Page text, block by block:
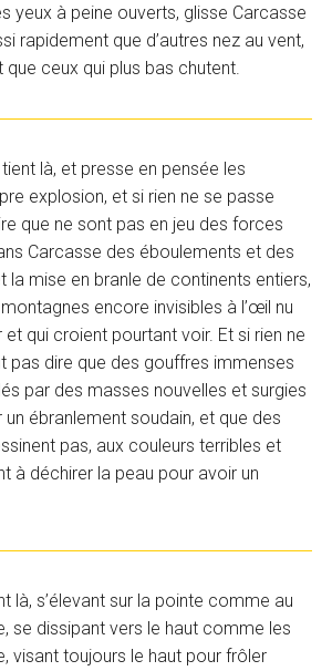
yeux à peine ouverts, glisse Carcasse
rapidement que d’autres nez au vent,
ceux qui plus bas chutent.
là, et presse en pensée les
explosion, et si rien ne se passe
que ne sont pas en jeu des forces
Carcasse des éboulements et des
la mise en branle de continents entiers,
encore invisibles à l’œil nu
et qui croient pourtant voir. Et si rien ne
pas dire que des gouffres immenses
par des masses nouvelles et surgies
ébranlement soudain, et que des
pas, aux couleurs terribles et
à déchirer la peau pour avoir un
là, s’élevant sur la pointe comme au
se dissipant vers le haut comme les
visant toujours le haut pour frôler